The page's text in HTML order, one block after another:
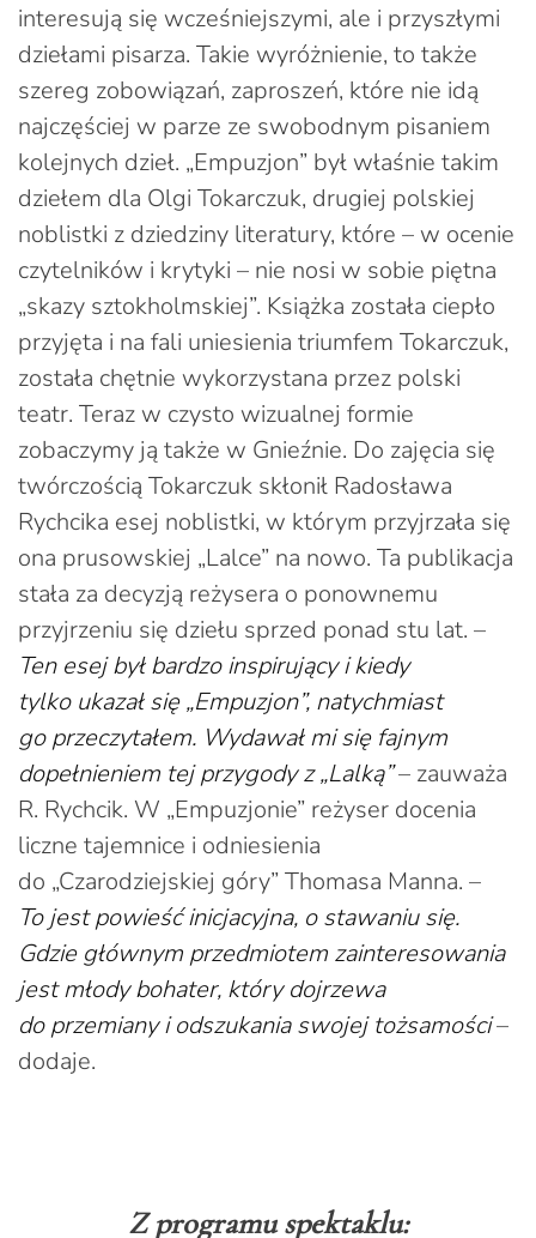
interesują się wcześniejszymi, ale i przyszłymi
dziełami pisarza. Takie wyróżnienie, to także
szereg zobowiązań, zaproszeń, które nie idą
najczęściej w parze ze swobodnym pisaniem
kolejnych dzieł. „Empuzjon” był właśnie takim
dziełem dla Olgi Tokarczuk, drugiej polskiej
noblistki z dziedziny literatury, które – w ocenie
czytelników i krytyki – nie nosi w sobie piętna
„skazy sztokholmskiej”. Książka została ciepło
przyjęta i na fali uniesienia triumfem Tokarczuk,
została chętnie wykorzystana przez polski
teatr. Teraz w czysto wizualnej formie
zobaczymy ją także w Gnieźnie. Do zajęcia się
twórczością Tokarczuk skłonił Radosława
Rychcika esej noblistki, w którym przyjrzała się
ona prusowskiej „Lalce” na nowo. Ta publikacja
stała za decyzją reżysera o ponownemu
przyjrzeniu się dziełu sprzed ponad stu lat. –
Ten esej był bardzo inspirujący i kiedy
tylko ukazał się „Empuzjon”, natychmiast
go przeczytałem. Wydawał mi się fajnym
dopełnieniem tej przygody z „Lalką”– zauważa
R. Rychcik. W „Empuzjonie” reżyser docenia
liczne tajemnice i odniesienia
do „Czarodziejskiej góry” Thomasa Manna. –
To jest powieść inicjacyjna, o stawaniu się.
Gdzie głównym przedmiotem zainteresowania
jest młody bohater, który dojrzewa
do przemiany i odszukania swojej tożsamości–
dodaje.
Z programu spektaklu: